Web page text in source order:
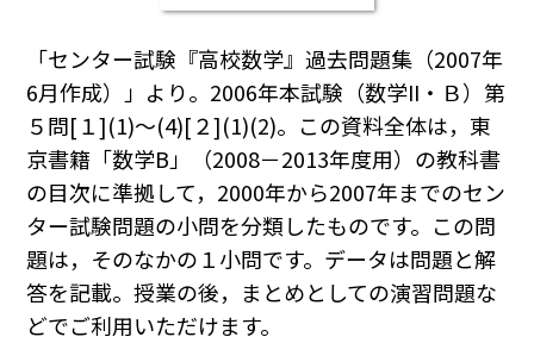
「センター試験『高校数学』過去問題集（2007年
6月作成）」より。2006年本試験（数学II・Ｂ）第
５問[１](1)～(4)[２](1)(2)。この資料全体は，東
京書籍「数学B」（2008－2013年度用）の教科書
の目次に準拠して，2000年から2007年までのセン
ター試験問題の小問を分類したものです。この問
題は，そのなかの１小問です。データは問題と解
答を記載。授業の後，まとめとしての演習問題な
どでご利用いただけます。